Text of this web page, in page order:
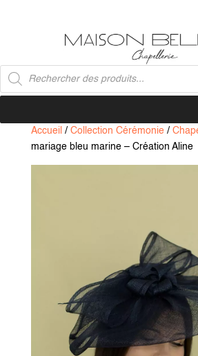
Recherche
de
produits
Accueil / Collection Cérémonie/
mariage bleu marine – Création Aline